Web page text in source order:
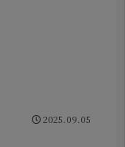
2025.09.05